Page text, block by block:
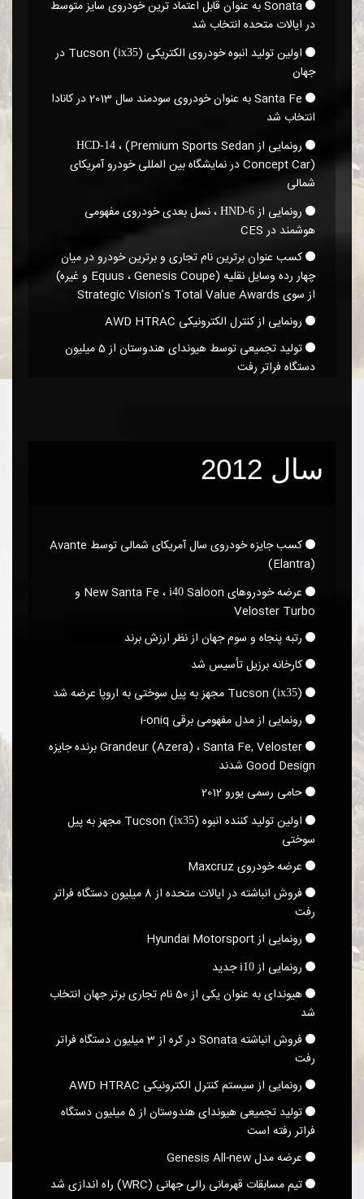
Sonata به عنوان قابل اعتماد ترین خودروی سایز متوسط
در ایالات متحده انتخاب شد
اولین تولید انبوه خودروی الکتریکی Tucson (
ix35
)‎ در
جهان
Santa Fe به عنوان خودروی سودمند سال 2013 در کانادا
انتخاب شد
رونمایی از
HCD-14 ، (Premium Sports Sedan
Concept Car)‎ در نمایشگاه بین المللی خودرو آمریکای
شمالی
رونمایی از HND-6، نسل بعدی خودروی مفهومی
هوشمند در CES
کسب عنوان برترین نام تجاری و برترین خودرو در میان
چهار رده وسایل نقلیه (Equus ، Genesis Coupe و غیره)‎
از سوی Strategic Vision’s Total Value Awards
رونمایی از کنترل الکترونیکی AWD HTRAC
تولید تجمیعی توسط هیوندای هندوستان از 5 میلیون
دستگاه فراتر رفت
سال 2012
کسب جایزه خودروی سال آمریکای شمالی توسط Avante
(Elantra)‎
عرضه خودروهای New Santa Fe ،
i40
Saloon و
Veloster Turbo
رتبه پنجاه و سوم جهان از نظر ارزش برند
کارخانه برزیل تأسیس شد
Tucson (
ix35)‎ مجهز به پیل سوختی به اروپا عرضه شد
رونمایی از مدل مفهومی برقی i-oniq
Grandeur (Azera)‎ ، Santa Fe, Veloster برنده جایزه
Good Design شدند
حامی رسمی یورو 2012
اولین تولید کننده انبوه Tucson (
ix35
)‎ مجهز به پیل
سوختی
عرضه خودروی Maxcruz
فروش انباشته در ایالات متحده از 8 میلیون دستگاه فراتر
رفت
رونمایی از Hyundai Motorsport
رونمایی از i10جدید
هیوندای به عنوان یکی از 50 نام تجاری برتر جهان انتخاب
شد
فروش انباشته Sonata در کره از 3 میلیون دستگاه فراتر
رفت
رونمایی از سیستم کنترل الکترونیکی AWD HTRAC
تولید تجمیعی هیوندای هندوستان از 5 میلیون دستگاه
فراتر رفته است
عرضه مدل Genesis All-new
تیم مسابقات قهرمانی رالی جهانی ‎(WRC)‎ راه اندازی شد